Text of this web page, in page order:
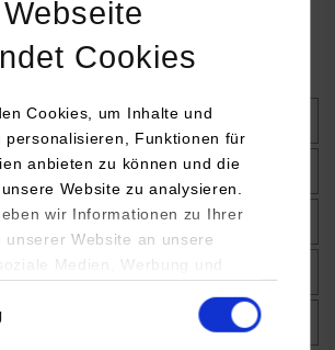
Cookies
Cookies, um Inhalte und
personalisieren, Funktionen für
anbieten zu können und die
Website zu analysieren.
wir Informationen zu Ihrer
unserer Website an unsere
Medien, Werbung und
Maps) führen diese
Änderungssatzung (PDF)